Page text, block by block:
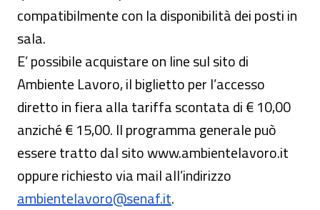
compatibilmente con la disponibilità dei posti in
sala.
E’ possibile acquistare on line sul sito di
Ambiente Lavoro, il biglietto per l’accesso
diretto in fiera alla tariffa scontata di € 10,00
anziché € 15,00. Il programma generale può
essere tratto dal sito www.ambientelavoro.it
oppure richiesto via mail all’indirizzo
ambientelavoro@senaf.it.